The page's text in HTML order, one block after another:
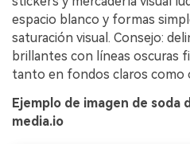
espacio blanco y formas
saturación visual. Consejo:
brillantes con líneas oscuras
tanto en fondos claros como
Ejemplo de imagen de soda
media.io